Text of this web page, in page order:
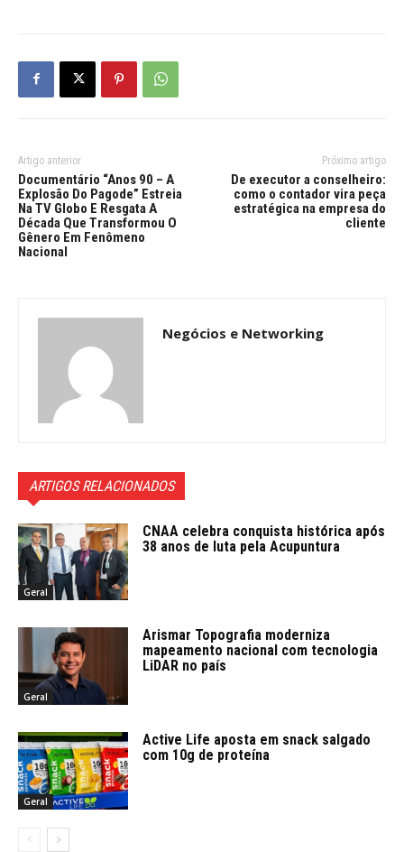
Artigo anterior
Documentário “Anos 90 – A
Explosão Do Pagode” Estreia
Na TV Globo E Resgata A
Década Que Transformou O
Gênero Em Fenômeno
Nacional
Próximo artigo
De executor a conselheiro:
como o contador vira peça
estratégica na empresa do
cliente
Negócios e Networking
ARTIGOS RELACIONADOS
Geral
CNAA celebra conquista histórica após
38 anos de luta pela Acupuntura
Geral
Arismar Topografia moderniza
mapeamento nacional com tecnologia
LiDAR no país
Geral
Active Life aposta em snack salgado
com 10g de proteína